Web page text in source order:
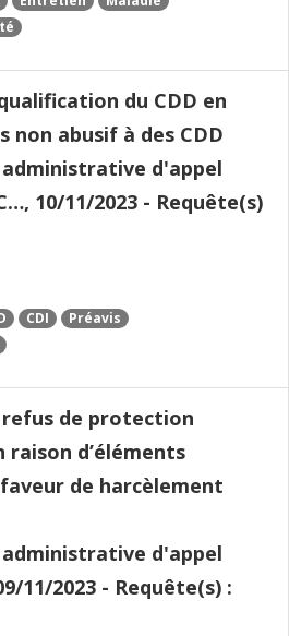
du CDD en
non abusif à des CDD
administrative d'appel
10/11/2023 - Requête(s)
CDI
Préavis
refus de protection
d’éléments
de harcèlement
administrative d'appel
11/2023 - Requête(s) :